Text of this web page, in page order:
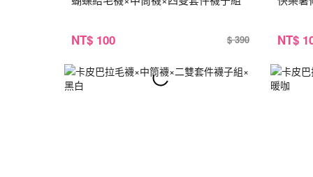
NT$ 100 $ 390 NT$